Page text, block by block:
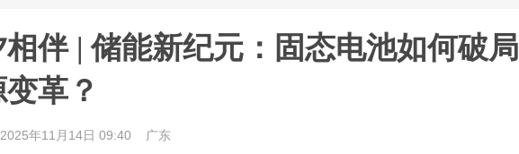
伴 | 储能新纪元：固态电池如何破局
革？
2025年11月14日 09:40 广东